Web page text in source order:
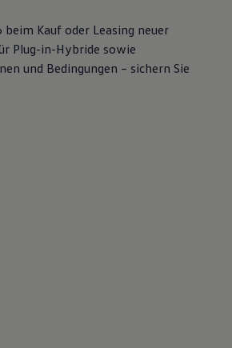
Kauf oder Leasing neuer
Plug-in-Hybride sowie
und Bedingungen – sichern Sie